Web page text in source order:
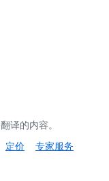
译的内容。
定价
专家服务